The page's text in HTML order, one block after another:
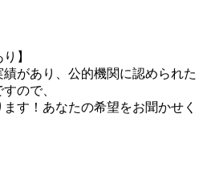
】
績があり、公的機関に認められた
ので、
す！あなたの希望をお聞かせく